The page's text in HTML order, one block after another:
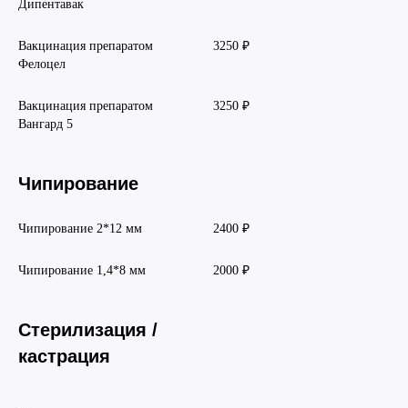
Дипентавак
Вакцинация препаратом
Фелоцел
3250 ₽
Вакцинация препаратом
Вангард 5
3250 ₽
Чипирование
Чипирование 2*12 мм 2400 ₽
Чипирование 1,4*8 мм 2000 ₽
Стерилизация /
кастрация